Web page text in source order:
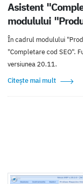
Asistent
modulului
În cadrul modulului
"Completare cod SEO".
versiunea 20.11.
Citește mai mult